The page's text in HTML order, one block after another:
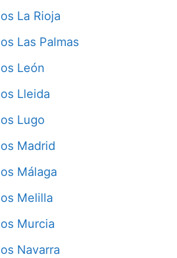
La Rioja
Las Palmas
León
Lleida
Lugo
Madrid
Málaga
Melilla
Murcia
Navarra